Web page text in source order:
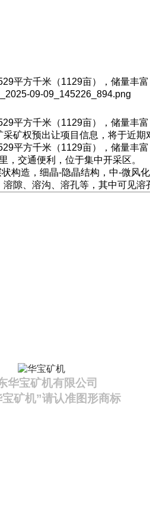
平方千米（1129亩），储量丰
平方千米（1129亩），储量丰
矿权预出让项目信息，将于近期
平方千米（1129亩），储量丰
交通便利，位于集中开采区。
造，细晶-隐晶结构，中-微风
隙、溶沟、溶孔等，其中可见溶
华宝矿机有限公司
宝矿机”请认准图形商标